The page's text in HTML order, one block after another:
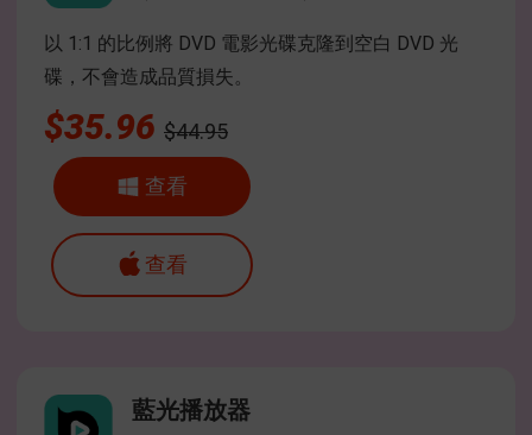
以 1:1 的比例將 DVD 電影光碟克隆到空白 DVD 光
碟，不會造成品質損失。
$35.96 $44.95
查看
查看
藍光播放器